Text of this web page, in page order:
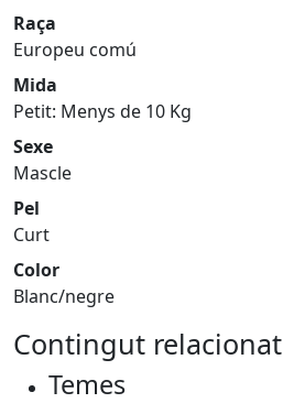
Raça
Europeu comú
Mida
Petit: Menys de 10 Kg
Sexe
Mascle
Pel
Curt
Color
Blanc/negre
Contingut relacionat
Temes